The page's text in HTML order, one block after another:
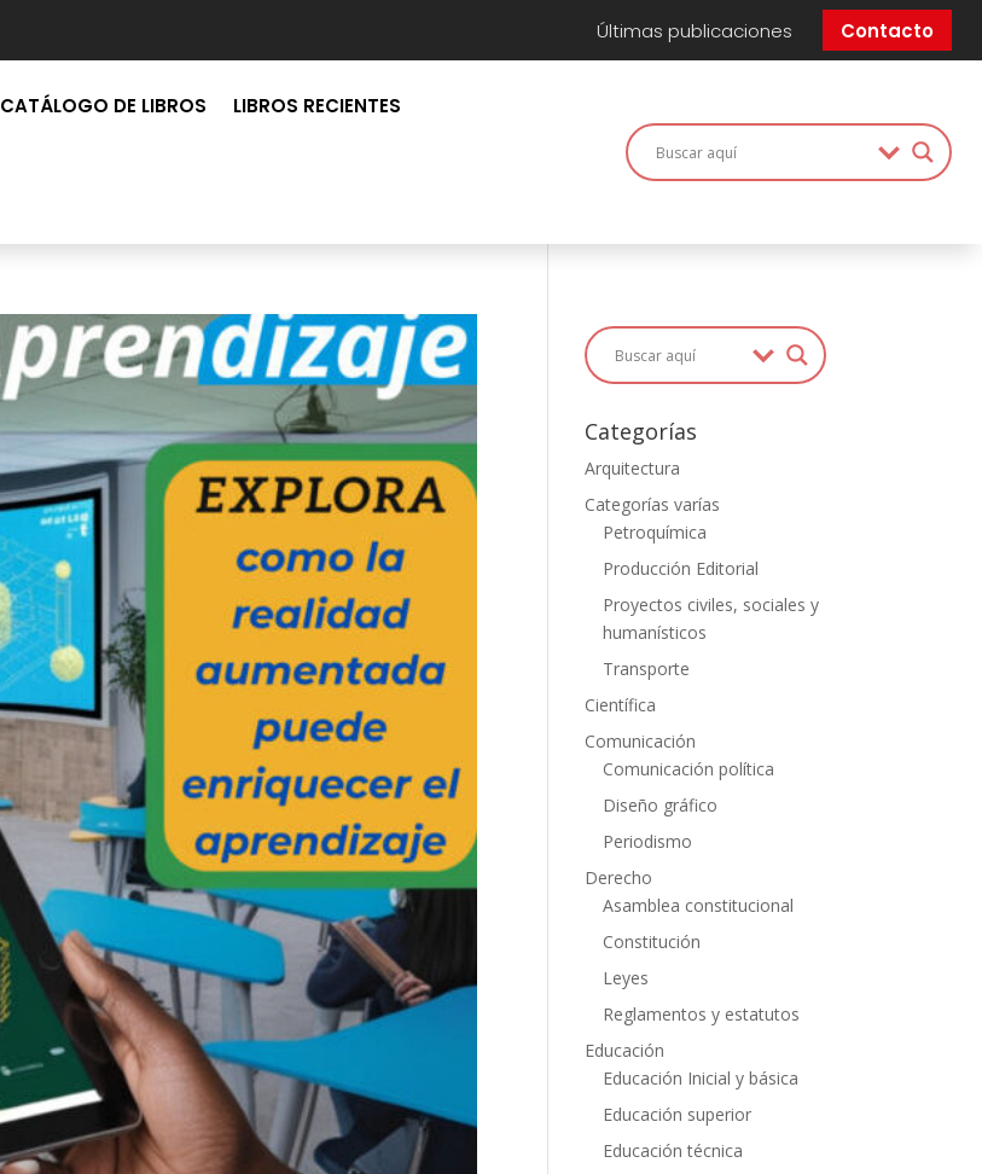
Últimas publicaciones Contacto
CATÁLOGO DE LIBROS LIBROS RECIENTES
Categorías
Arquitectura
Categorías varías
Petroquímica
Producción Editorial
Proyectos civiles, sociales y
humanísticos
Transporte
Científica
Comunicación
Comunicación política
Diseño gráfico
Periodismo
Derecho
Asamblea constitucional
Constitución
Leyes
Reglamentos y estatutos
Educación
Educación Inicial y básica
Educación superior
Educación técnica